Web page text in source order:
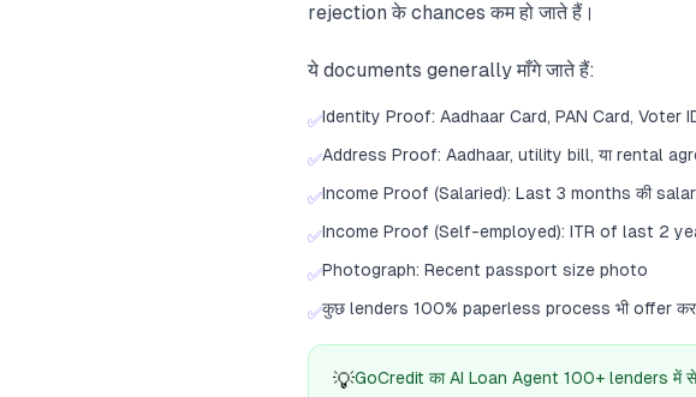
rejection के chances कम हो जाते हैं।
ये documents generally माँगे जाते हैं:
✅Identity Proof: Aadhaar Card, PAN Card, Voter
✅Address Proof: Aadhaar, utility bill, या rental
✅Income Proof (Salaried): Last 3 months की
✅Income Proof (Self-employed): ITR of last 2
✅Photograph: Recent passport size photo
✅कुछ lenders 100% paperless process भी offer
💡GoCredit का AI Loan Agent 100+ lenders में